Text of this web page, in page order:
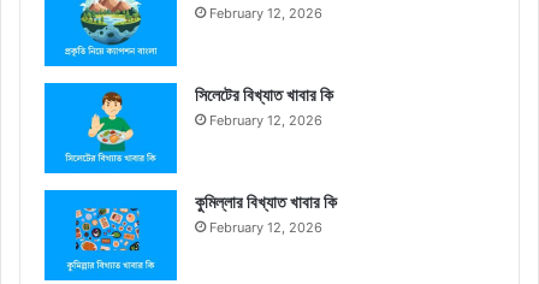
February 12, 2026
সিলেটের বিখ্যাত খাবার কি
February 12, 2026
কুমিল্লার বিখ্যাত খাবার কি
February 12, 2026